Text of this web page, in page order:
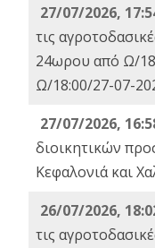
27/07/2026,
τις
24ωρου από Ω/
Ω/18:00/27-07-
27/07/2026,
διοικητικών
Κεφαλονιά και
26/07/2026,
τις